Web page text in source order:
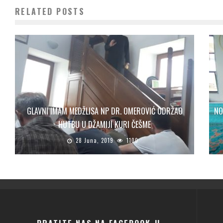
RELATED POSTS
GLAVNI IMAM MEDŽLISA NP DR. OMEROVIĆ ODRŽAO
HUTBU U DŽAMIJI KURI ČEŠME
28 Juna, 2019 1100